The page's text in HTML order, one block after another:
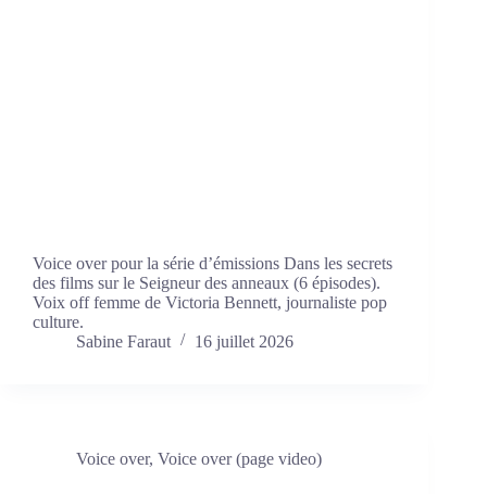
Voice over pour la série d’émissions Dans les secrets
des films sur le Seigneur des anneaux (6 épisodes).
Voix off femme de Victoria Bennett, journaliste pop
culture.
Sabine Faraut
16 juillet 2026
Voice over, Voice over (page video)